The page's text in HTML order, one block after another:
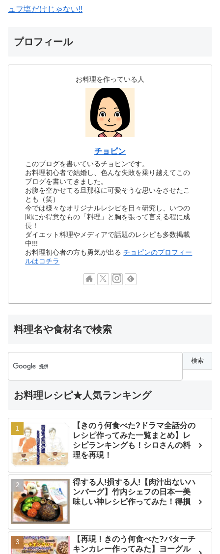
ュフ塩だけじゃない!!
プロフィール
お料理を作っている人
チョピン
このブログを書いているチョピンです。
お料理初心者で結婚し、色んな失敗を乗り越えてこの
ブログを書いてきました。
お腹を空かせてる旦那様に可愛そうな思いをさせたこ
とも（笑）
今では様々なオリジナルレシピを日々研究し、いつの
間にか得意なもの「料理」と胸を張って言える程に成
長！
ダイエット料理やメディアで話題のレシピも多数掲載
中!!!
お料理初心者の方も勇気が出るチョピンのプロフィー
ルはコチラ
料理名や食材名で検索
お料理レシピ★人気ランキング
【きのう何食べた?ドラマ全話分の
レシピ作ってみた一覧まとめ】レ
シピランキングも！シロさんの料
理を再現！
得する人!損する人!【肉汁出ないハ
ンバーグ】竹内シェフの日本一美
味しい神レシピ作ってみた！得損
【再現！きのう何食べた?バターチ
キンカレー作ってみた】ヨーグル